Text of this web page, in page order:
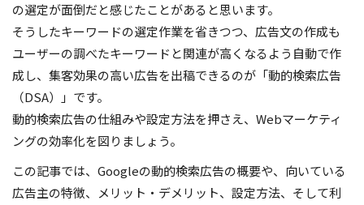
の選定が面倒だと感じたことがあると思います。
そうしたキーワードの選定作業を省きつつ、広告文の作成も
ユーザーの調べたキーワードと関連が高くなるよう自動で作
成し、集客効果の高い広告を出稿できるのが「動的検索広告
（DSA）」です。
動的検索広告の仕組みや設定方法を押さえ、Webマーケティ
ングの効率化を図りましょう。
この記事では、Googleの動的検索広告の概要や、向いている
広告主の特徴、メリット・デメリット、設定方法、そして利